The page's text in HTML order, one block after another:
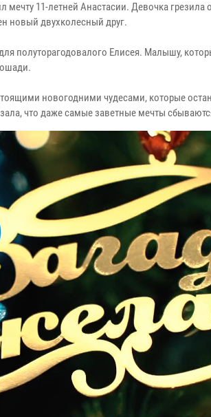
11-летней Анастасии. Девочка
новый двухколесный друг.
полуторагодовалого Елисея. Малышу,
новогодними чудесами, которые
что даже самые заветные мечты